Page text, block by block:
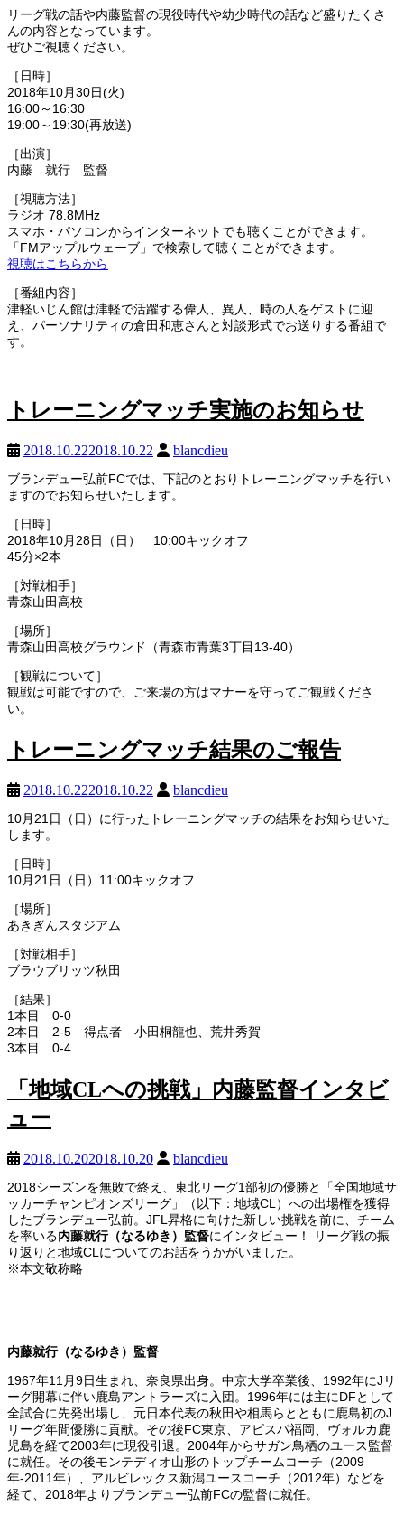
リーグ戦の話や内藤監督の現役時代や幼少時代の話など盛りたくさ
んの内容となっています。
ぜひご視聴ください。
［日時］
2018年10月30日(火)
16:00～16:30
19:00～19:30(再放送)
［出演］
内藤 就行 監督
［視聴方法］
ラジオ 78.8MHz
スマホ・パソコンからインターネットでも聴くことができます。
「FMアップルウェーブ」で検索して聴くことができます。
視聴はこちらから
［番組内容］
津軽いじん館は津軽で活躍する偉人、異人、 時の人をゲストに迎
え、 パーソナリティの倉田和恵さんと対談形式でお送りする番組で
す。
トレーニングマッチ実施のお知らせ
2018.10.222018.10.22 blancdieu
ブランデュー弘前FCでは、下記のとおりトレーニングマッチを行い
ますのでお知らせいたします。
［日時］
2018年10月28日（日） 10:00キックオフ
45分×2本
［対戦相手］
青森山田高校
［場所］
青森山田高校グラウンド（青森市青葉3丁目13-40）
［観戦について］
観戦は可能ですので、ご来場の方はマナーを守ってご観戦くださ
い。
トレーニングマッチ結果のご報告
2018.10.222018.10.22 blancdieu
10月21日（日）に行ったトレーニングマッチの結果をお知らせいた
します。
［日時］
10月21日（日）11:00キックオフ
［場所］
あきぎんスタジアム
［対戦相手］
ブラウブリッツ秋田
［結果］
1本目 0-0
2本目 2-5 得点者 小田桐龍也、荒井秀賀
3本目 0-4
「地域CLへの挑戦」内藤監督インタビ
ュー
2018.10.202018.10.20 blancdieu
2018シーズンを無敗で終え、東北リーグ1部初の優勝と「全国地域サ
ッカーチャンピオンズリーグ」（以下：地域CL）への出場権を獲得
したブランデュー弘前。JFL昇格に向けた新しい挑戦を前に、チーム
を率いる内藤就行（なるゆき）監督にインタビュー！ リーグ戦の振
り返りと地域CLについてのお話をうかがいました。
※本文敬称略
内藤就行（なるゆき）監督
1967年11月9日生まれ、奈良県出身。中京大学卒業後、1992年にJリ
ーグ開幕に伴い鹿島アントラーズに入団。1996年には主にDFとして
全試合に先発出場し、元日本代表の秋田や相馬らとともに鹿島初のJ
リーグ年間優勝に貢献。その後FC東京、アビスパ福岡、ヴォルカ鹿
児島を経て2003年に現役引退。2004年からサガン鳥栖のユース監督
に就任。その後モンテディオ山形のトップチームコーチ（2009
年-2011年）、アルビレックス新潟ユースコーチ（2012年）などを
経て、2018年よりブランデュー弘前FCの監督に就任。